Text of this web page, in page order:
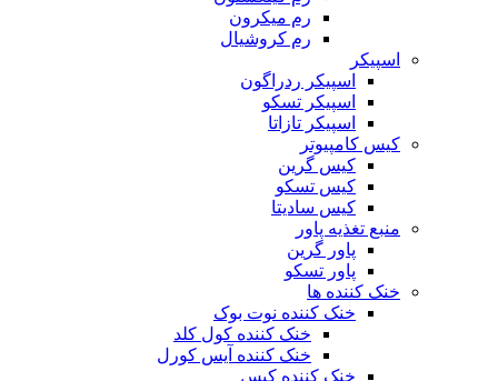
رم میکرون
رم کروشیال
اسپیکر
اسپیکر ردراگون
اسپیکر تسکو
اسپیکر تازاتا
کیس کامپیوتر
کیس گرین
کیس تسکو
کیس سادیتا
منبع تغذیه‌ پاور
پاور گرین
پاور تسکو
خنک کننده ها
خنک کننده نوت بوک
خنک کننده کول کلد
خنک کننده آیس کورل
خنک کننده کیس